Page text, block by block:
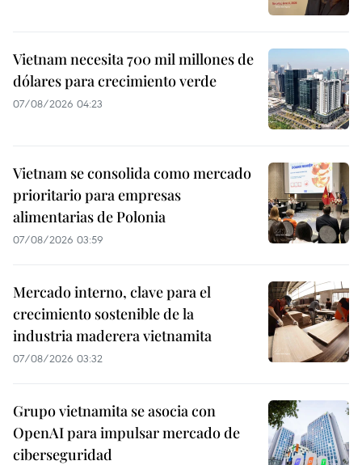
Vietnam necesita 700 mil millones de
dólares para crecimiento verde
07/08/2026 04:23
Vietnam se consolida como mercado
prioritario para empresas
alimentarias de Polonia
07/08/2026 03:59
Mercado interno, clave para el
crecimiento sostenible de la
industria maderera vietnamita
07/08/2026 03:32
Grupo vietnamita se asocia con
OpenAI para impulsar mercado de
ciberseguridad